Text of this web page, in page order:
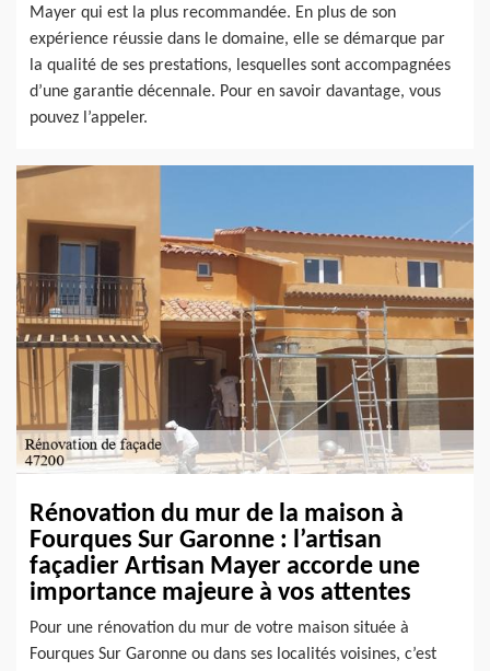
Mayer qui est la plus recommandée. En plus de son
expérience réussie dans le domaine, elle se démarque par
la qualité de ses prestations, lesquelles sont accompagnées
d’une garantie décennale. Pour en savoir davantage, vous
pouvez l’appeler.
Rénovation du mur de la maison à
Fourques Sur Garonne : l’artisan
façadier Artisan Mayer accorde une
importance majeure à vos attentes
Pour une rénovation du mur de votre maison située à
Fourques Sur Garonne ou dans ses localités voisines, c’est